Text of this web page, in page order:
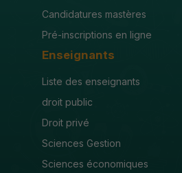
Candidatures mastères
Pré-inscriptions en ligne
Enseignants
Liste des enseignants
droit public
Droit privé
Sciences Gestion
Sciences économiques